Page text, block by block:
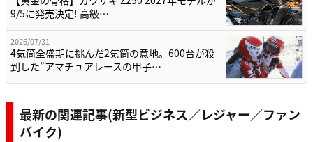
9/5に発売決定! 高級…
2026/07/31
4気筒全盛期に挑んだ2気筒の意地。600台が殺
到した”アマチュアレースの甲子…
最新の関連記事(新型ビジネス／レジャー／ファン
バイク)